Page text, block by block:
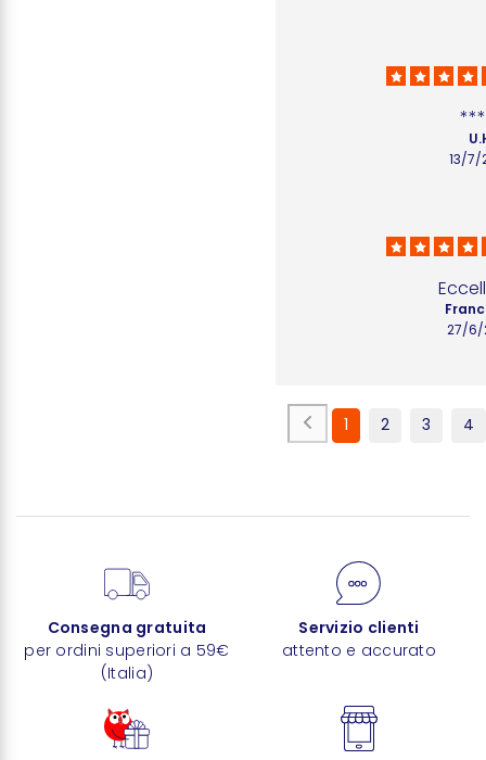
13/7/
27/6/
1 2 3 4
Consegna gratuita
per ordini superiori a 59€
(Italia)
Servizio clienti
attento e accurato